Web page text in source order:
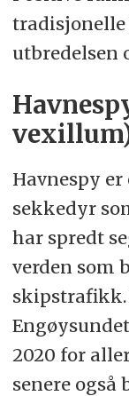
tradisjonelle
utbredelsen
Havnespy
sekkedyr
har spredt
verden som
skipstrafikk.
2020 for
senere